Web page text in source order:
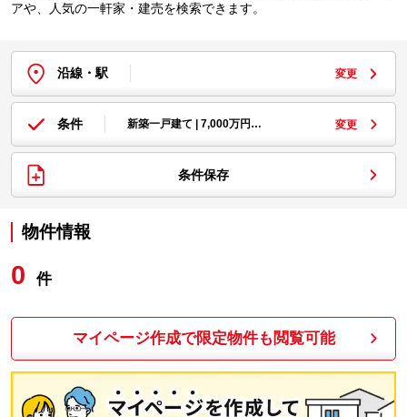
アや、人気の一軒家・建売を検索できます。
沿線・駅 変更
条件 新築一戸建て | 7,000万円… 変更
条件保存
物件情報
0 件
マイページ作成で限定物件も閲覧可能